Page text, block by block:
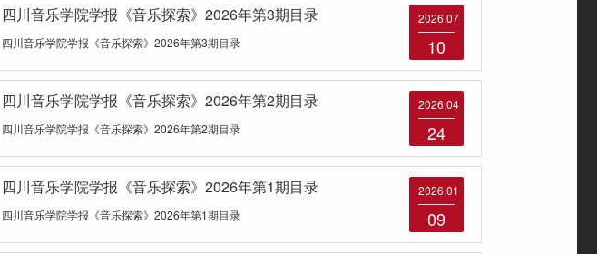
四川音乐学院学报《音乐探索》2026年第3期目录
四川音乐学院学报《音乐探索》2026年第3期目录
2026.07
10
四川音乐学院学报《音乐探索》2026年第2期目录
四川音乐学院学报《音乐探索》2026年第2期目录
2026.04
24
四川音乐学院学报《音乐探索》2026年第1期目录
四川音乐学院学报《音乐探索》2026年第1期目录
2026.01
09